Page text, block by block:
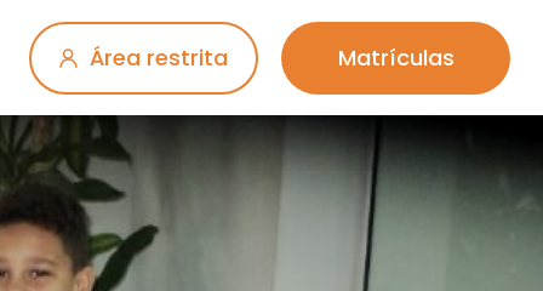
Área restrita Matrículas